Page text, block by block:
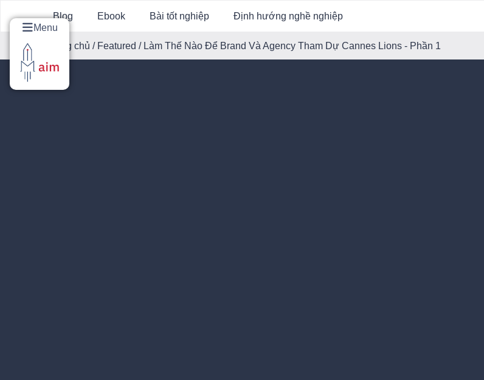
Menu
Blog Ebook Bài tốt nghiệp Định hướng nghề nghiệp
Trang chủ / Featured / Làm Thế Nào Để Brand Và Agency Tham Dự Cannes Lions - Phần 1